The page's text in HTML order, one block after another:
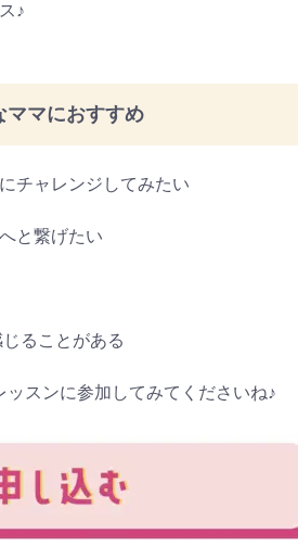
♪
ママにおすすめ
チャレンジしてみたい
と繋げたい
ることがある
スンに参加してみてくださいね♪